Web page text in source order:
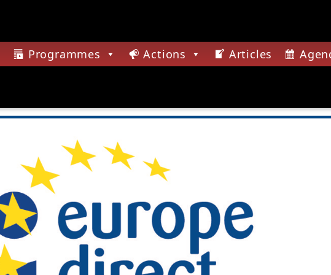
Programmes Actions Articles
PISTE ACTUELLE
ARCHIBALD
PASCAL AYERBE